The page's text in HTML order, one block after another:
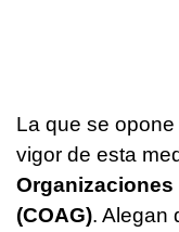
La que se
vigor de esta
(COAG). Alegan